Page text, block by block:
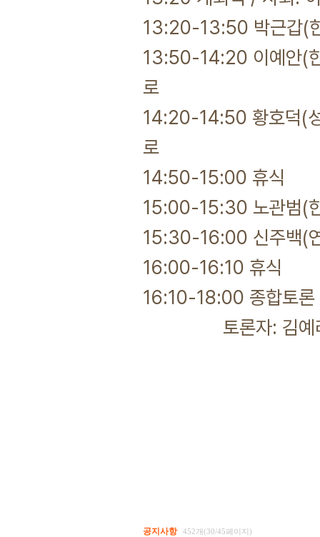
13:20-13:50 박근갑(
13:50-14:20 이예안(
로
14:20-14:50 황호덕(
로
14:50-15:00 휴식
15:00-15:30 노관범(
15:30-16:00 신주백(
16:00-16:10 휴식
16:10-18:00 종합토론
토론자: 김예리(강
공지사항 452개(30/45페이지)